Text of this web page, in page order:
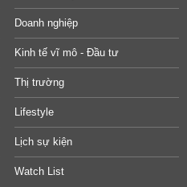
Doanh nghiệp
Kinh tế vĩ mô - Đầu tư
Thị trường
Lifestyle
Lịch sự kiện
Watch List